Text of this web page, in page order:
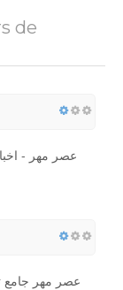
de
عصر مهر -
عصر مهر جامع